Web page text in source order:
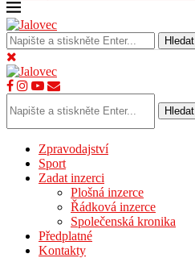
Hledat
Hledat
Zpravodajství
Sport
Zadat inzerci
Plošná inzerce
Řádková inzerce
Společenská kronika
Předplatné
Kontakty